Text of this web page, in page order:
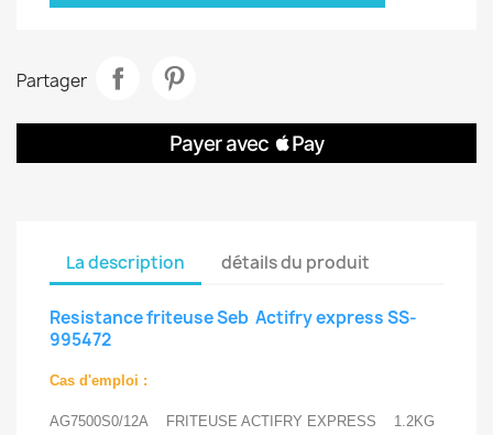
Partager
La description détails du produit
Resistance friteuse Seb Actifry express SS-
995472
Cas d'emploi :
AG7500S0/12A FRITEUSE ACTIFRY EXPRESS 1.2KG